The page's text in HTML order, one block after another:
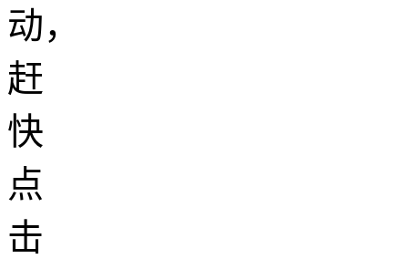
动，
赶
快
点
击